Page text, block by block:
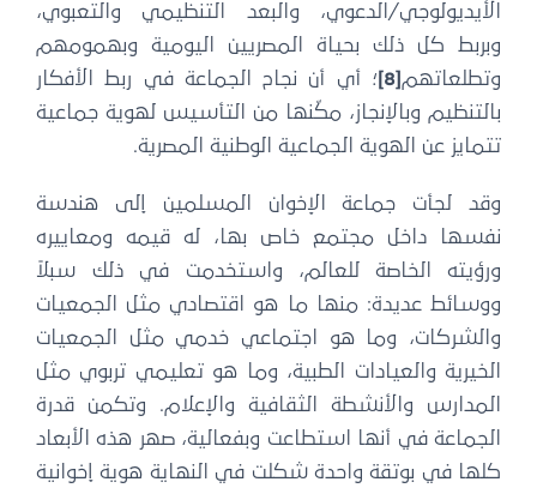
الأيديولوجي/الدعوي، والبعد التنظيمي والتعبوي،
وبربط كل ذلك بحياة المصريين اليومية وبهمومهم
وتطلعاتهم [8]
؛ أي أن نجاح الجماعة في ربط الأفكار
بالتنظيم وبالإنجاز، مكّنها من التأسيس لهوية جماعية
تتمايز عن الهوية الجماعية الوطنية المصرية.
وقد لجأت جماعة الإخوان المسلمين إلى هندسة
نفسها داخل مجتمع خاص بها، له قيمه ومعاييره
ورؤيته الخاصة للعالم، واستخدمت في ذلك سبلاً
ووسائط عديدة: منها ما هو اقتصادي مثل الجمعيات
والشركات، وما هو اجتماعي خدمي مثل الجمعيات
الخيرية والعيادات الطبية، وما هو تعليمي تربوي مثل
المدارس والأنشطة الثقافية والإعلام. وتكمن قدرة
الجماعة في أنها استطاعت وبفعالية، صهر هذه الأبعاد
كلها في بوتقة واحدة شكلت في النهاية هوية إخوانية